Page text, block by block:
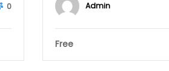
0
Admin
Free